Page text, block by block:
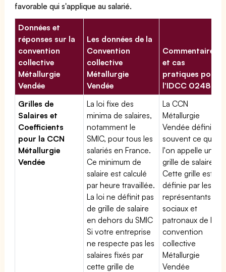
favorable qui s'applique au salarié.
Données et
réponses sur la
convention
collective
Métallurgie
Vendée
Les données de la
Convention
collective
Métallurgie
Vendée
Commentaires
et cas
pratiques pour
l'IDCC 02489
Grilles de
Salaires et
Coefficients
pour la CCN
Métallurgie
Vendée
La loi fixe des
minima de salaires,
notamment le
SMIC, pour tous les
salariés en France.
Ce minimum de
salaire est calculé
par heure travaillée.
La loi ne définit pas
de grille de salaire
en dehors du SMIC
Si votre entreprise
ne respecte pas les
salaires fixés par
cette grille de
La CCN
Métallurgie
Vendée définit
souvent ce que
l'on appelle une
grille de salaires.
Cette grille est
définie par les
représentants
sociaux et
patronaux de la
convention
collective
Métallurgie
Vendée